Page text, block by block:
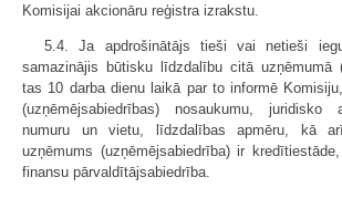
Komisijai akcionāru reģistra izrakstu.
5.4. Ja apdrošinātājs tieši vai netieši
samazinājis būtisku līdzdalību citā uzņēmumā
tas 10 darba dienu laikā par to informē
(uzņēmējsabiedrības) nosaukumu, juridisko
numuru un vietu, līdzdalības apmēru, kā
uzņēmums (uzņēmējsabiedrība) ir
finansu pārvaldītājsabiedrība.